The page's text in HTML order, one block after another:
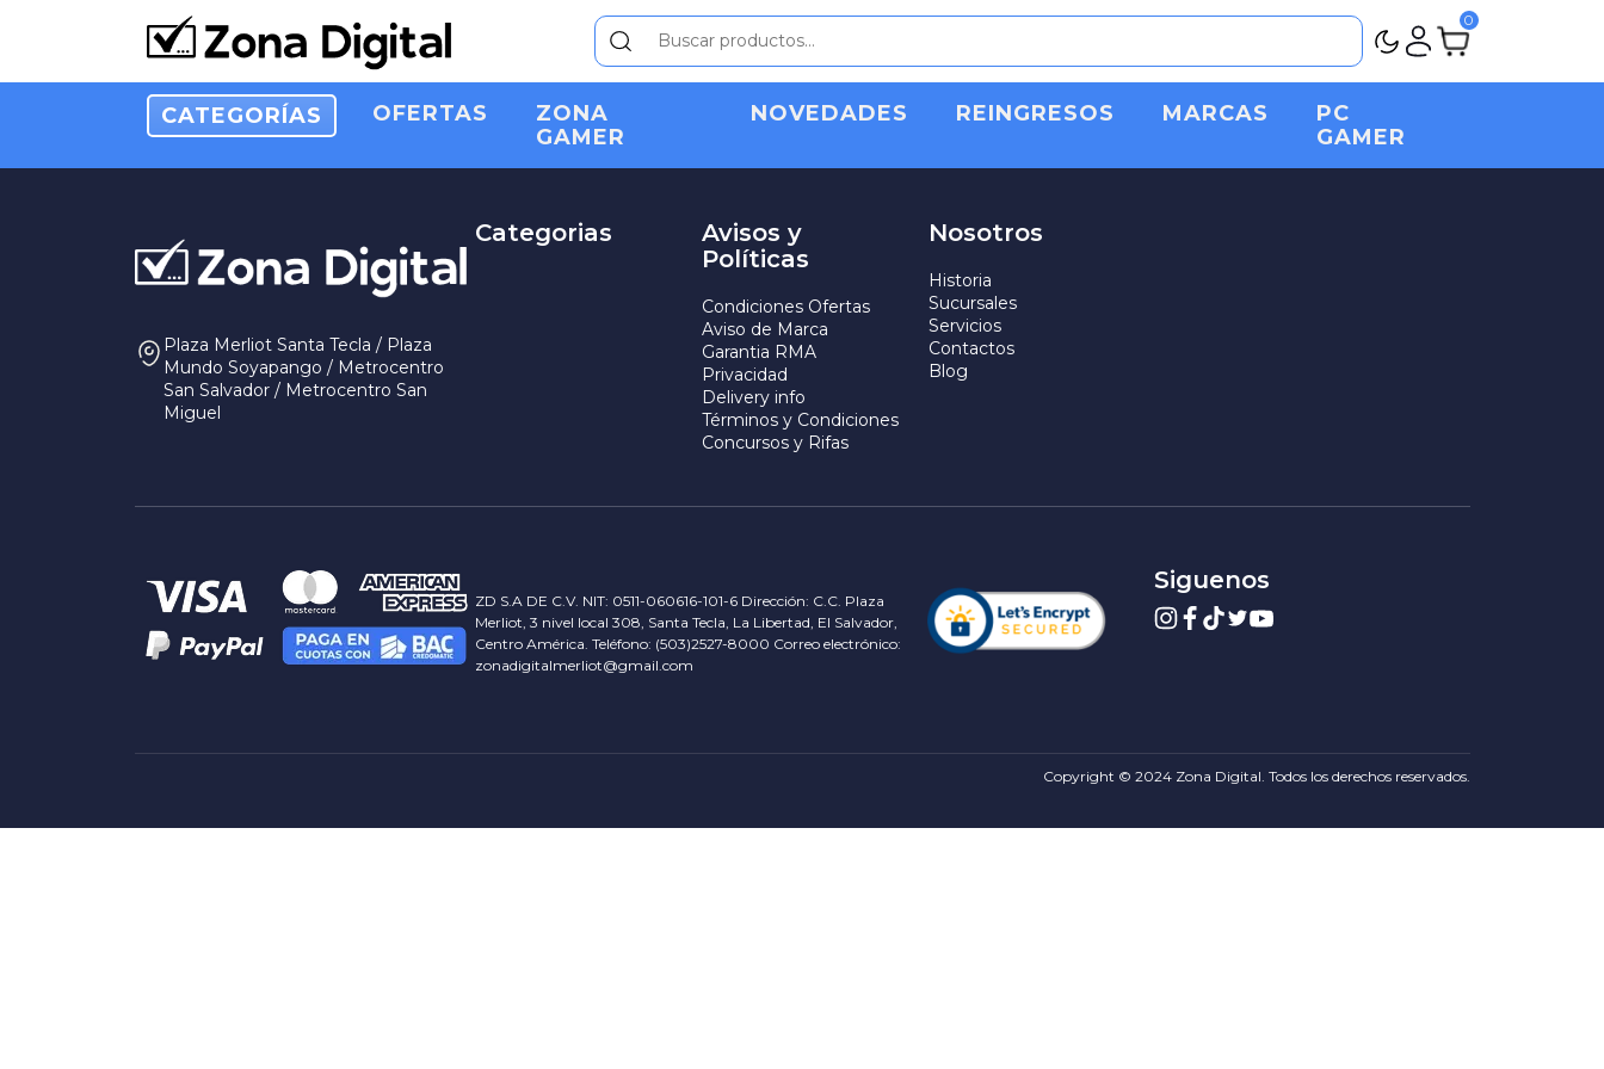
0
CATEGORÍAS OFERTAS
ZONA
GAMER
NOVEDADES REINGRESOS MARCAS
PC
GAMER
Plaza Merliot Santa Tecla / Plaza
Mundo Soyapango / Metrocentro
San Salvador / Metrocentro San
Miguel
Categorias
Avisos y
Políticas
Condiciones Ofertas
Aviso de Marca
Garantia RMA
Privacidad
Delivery info
Términos y Condiciones
Concursos y Rifas
Nosotros
Historia
Sucursales
Servicios
Contactos
Blog
ZD S.A DE C.V. NIT: 0511-060616-101-6 Dirección: C.C. Plaza
Merliot, 3 nivel local 308, Santa Tecla, La Libertad, El Salvador,
Centro América. Teléfono: (503)2527-8000 Correo electrónico:
zonadigitalmerliot@gmail.com
Siguenos
Copyright © 2024 Zona Digital. Todos los derechos reservados.